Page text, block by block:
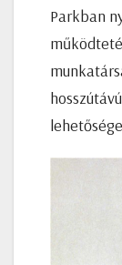
Parkban